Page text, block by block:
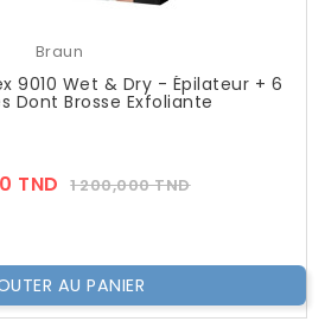
Braun
9010 Wet & Dry - Épilateur + 6
Dont Brosse Exfoliante
TND Prix
1 200,000 TNDPrix
AU PANIER